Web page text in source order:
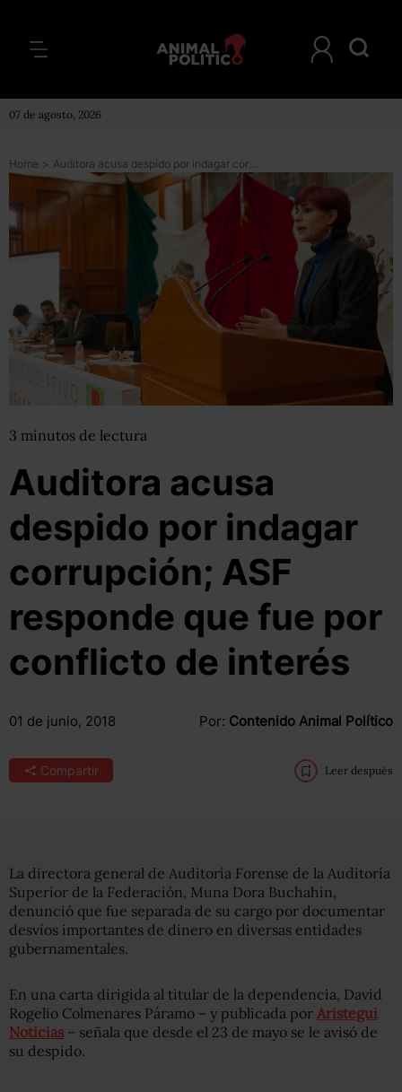
07 de agosto, 2026
Home > Auditora acusa despido por indagar corrupción; ASF responde que fue por conflicto de interés
3 minutos de lectura
Auditora acusa
despido por indagar
corrupción; ASF
responde que fue por
conflicto de interés
01 de junio, 2018 Por: Contenido Animal Político
Compartir Leer después
La directora general de Auditoría Forense de la Auditoría
Superior de la Federación, Muna Dora Buchahin,
denunció que fue separada de su cargo por documentar
desvíos importantes de dinero en diversas entidades
gubernamentales.
En una carta dirigida al titular de la dependencia, David
Rogelio Colmenares Páramo – y publicada por Aristegui
Noticias – señala que desde el 23 de mayo se le avisó de
su despido.